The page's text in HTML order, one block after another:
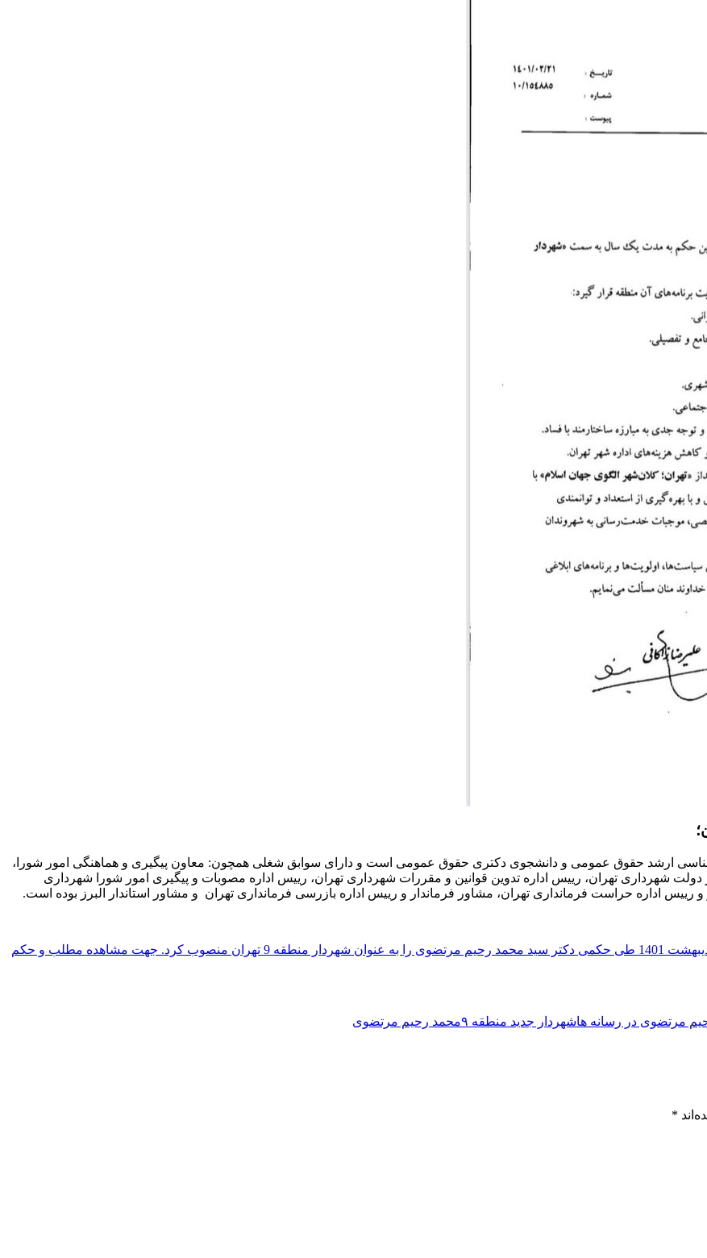
ارشد حقوق عمومی و دانشجوی دکتری حقوق عمومی است و دارای سوابق شغلی همچون: معاون پیگیری و هماهنگی امور شورا،
دولت شهرداری تهران، رییس اداره تدوین قوانین و مقررات شهرداری تهران، رییس اداره مصوبات و پیگیری امور شورا شهرداری
رییس اداره حراست فرمانداری تهران، مشاور فرماندار و رییس اداره بازرسی فرمانداری تهران و مشاور استاندار البرز بوده است.
خاطر نشان می گردد؛ علیرضا زاکانی شهردار تهران، در بیست و یکم اردیبهشت 1401 طی حکمی دکتر سید محمد رحیم مرتضوی را به عنوان شهردار منطقه 9 تهران منصوب کرد. جهت مشاهده مطلب و حکم
مرتضوی در رسانه هاشهردار جدید منطقه ۹ محمد رحیم مرتضوی
*